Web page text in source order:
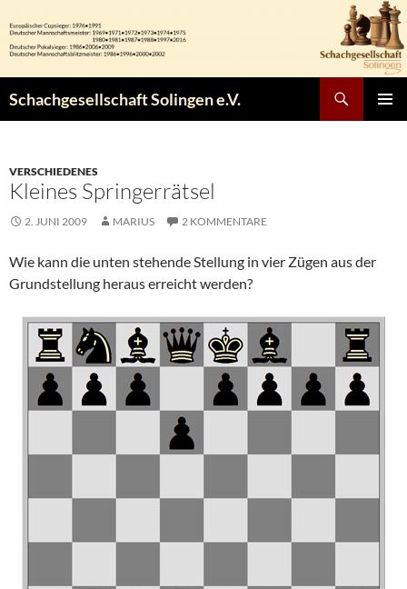
Inhalt
springen
Schachgesellschaft Solingen e.V.
VERSCHIEDENES
Kleines Springerrätsel
2. JUNI 2009 MARIUS 2 KOMMENTARE
Wie kann die unten stehende Stellung in vier Zügen aus der
Grundstellung heraus erreicht werden?